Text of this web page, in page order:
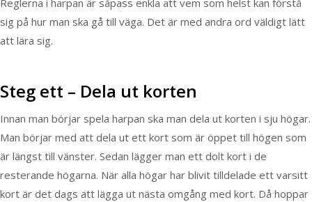
sig på hur man ska gå till väga. Det är med andra ord väldigt lätt
att lära sig.
Steg ett – Dela ut korten
Innan man börjar spela harpan ska man dela ut korten i sju högar.
Man börjar med att dela ut ett kort som är öppet till högen som
är längst till vänster. Sedan lägger man ett dolt kort i de
resterande högarna. När alla högar har blivit tilldelade ett varsitt
kort är det dags att lägga ut nästa omgång med kort. Då hoppar